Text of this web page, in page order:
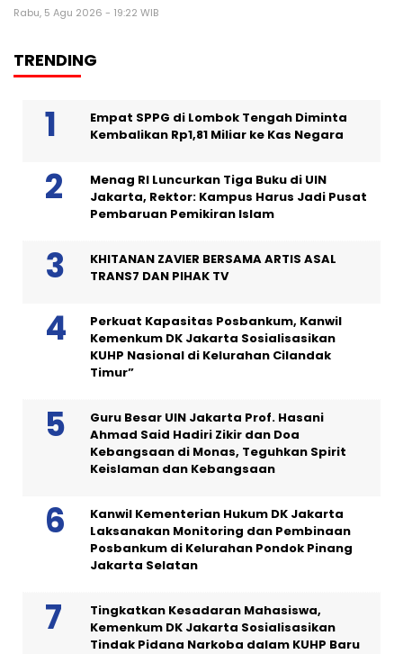
Rabu, 5 Agu 2026 - 19:22 WIB
TRENDING
Empat SPPG di Lombok Tengah Diminta
Kembalikan Rp1,81 Miliar ke Kas Negara
Menag RI Luncurkan Tiga Buku di UIN
Jakarta, Rektor: Kampus Harus Jadi Pusat
Pembaruan Pemikiran Islam
KHITANAN ZAVIER BERSAMA ARTIS ASAL
TRANS7 DAN PIHAK TV
Perkuat Kapasitas Posbankum, Kanwil
Kemenkum DK Jakarta Sosialisasikan
KUHP Nasional di Kelurahan Cilandak
Timur”
Guru Besar UIN Jakarta Prof. Hasani
Ahmad Said Hadiri Zikir dan Doa
Kebangsaan di Monas, Teguhkan Spirit
Keislaman dan Kebangsaan
Kanwil Kementerian Hukum DK Jakarta
Laksanakan Monitoring dan Pembinaan
Posbankum di Kelurahan Pondok Pinang
Jakarta Selatan
Tingkatkan Kesadaran Mahasiswa,
Kemenkum DK Jakarta Sosialisasikan
Tindak Pidana Narkoba dalam KUHP Baru